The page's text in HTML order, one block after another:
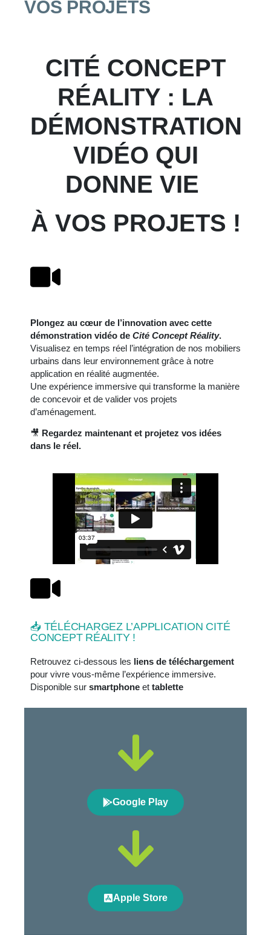
VOS PROJETS
CITÉ CONCEPT
RÉALITY : LA
DÉMONSTRATION
VIDÉO QUI
DONNE VIE
À VOS PROJETS !
Plongez au cœur de l’innovation avec cette
démonstration vidéo de Cité Concept Réality.
Visualisez en temps réel l’intégration de nos mobiliers
urbains dans leur environnement grâce à notre
application en réalité augmentée.
Une expérience immersive qui transforme la manière
de concevoir et de valider vos projets
d’aménagement.
🎥 Regardez maintenant et projetez vos idées
dans le réel.
📥 TÉLÉCHARGEZ L’APPLICATION CITÉ
CONCEPT RÉALITY !
Retrouvez ci-dessous les liens de téléchargement
pour vivre vous-même l’expérience immersive.
Disponible sur smartphone et tablette
Google Play
Apple Store